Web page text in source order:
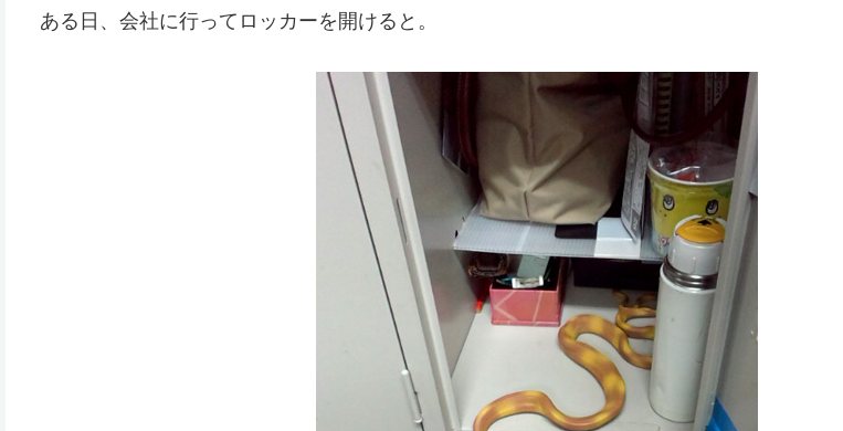
ある日、会社に行ってロッカーを開けると。